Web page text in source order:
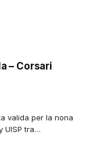
– Corsari
valida per la nona
UISP tra…